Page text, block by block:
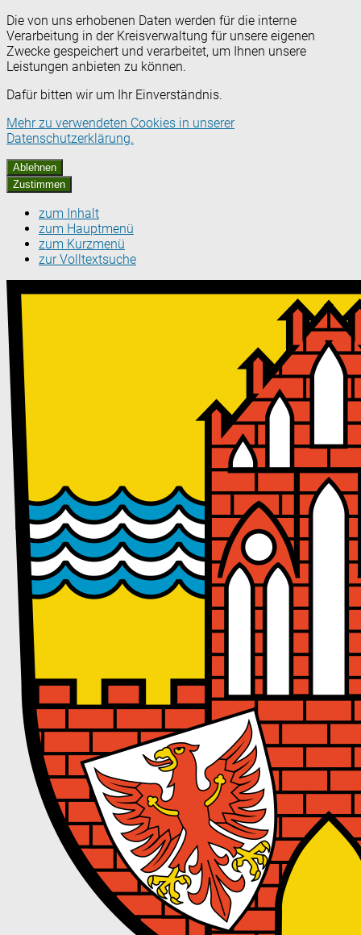
Die von uns erhobenen Daten werden für die interne
Verarbeitung in der Kreisverwaltung für unsere eigenen
Zwecke gespeichert und verarbeitet, um Ihnen unsere
Leistungen anbieten zu können.
Dafür bitten wir um Ihr Einverständnis.
Mehr zu verwendeten Cookies in unserer
Datenschutzerklärung.
Ablehnen
Zustimmen
zum Inhalt
zum Hauptmenü
zum Kurzmenü
zur Volltextsuche